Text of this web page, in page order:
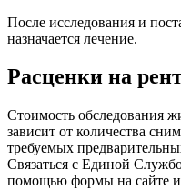
После исследования и
назначается лечение.
Расценки на
Стоимость обследования
зависит от количества
требуемых
Связаться с Единой
помощью формы на сайте